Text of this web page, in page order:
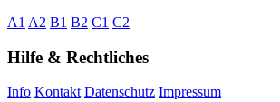
A1 A2 B1 B2 C1 C2
Hilfe & Rechtliches
Info Kontakt Datenschutz Impressum